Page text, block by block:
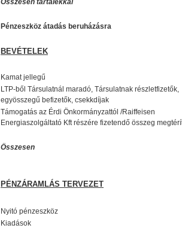
Összesen tartalékkal
Pénzeszköz átadás beruházásra
BEVÉTELEK
Kamat jellegű
LTP-ből Társulatnál maradó, Társulatnak részletfizetők,
egyösszegű befizetők, csekkdíjak
Támogatás az Érdi Önkormányzattól /Raiffeisen
Energiaszolgáltató Kft részére fizetendő összeg
Összesen
PÉNZÁRAMLÁS TERVEZET
Nyitó pénzeszköz
Kiadások